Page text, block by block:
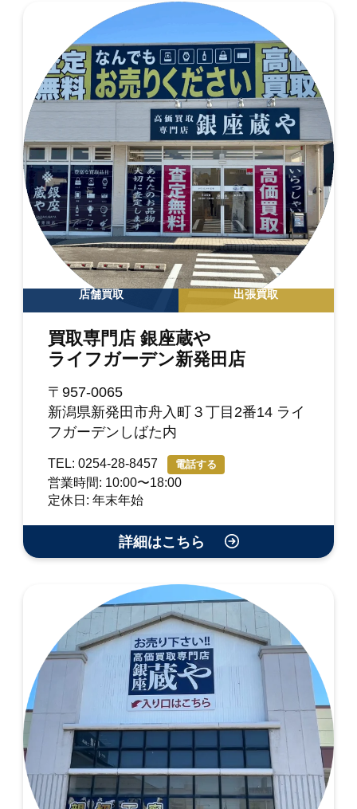
店舗買取 出張買取
買取専門店 銀座蔵や
ライフガーデン新発田店
〒957-0065
新潟県新発田市舟入町３丁目2番14 ライ
フガーデンしばた内
TEL: 0254-28-8457 電話する
営業時間: 10:00〜18:00
定休日: 年末年始
詳細はこちら